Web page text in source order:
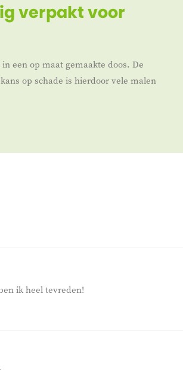
verpakt voor
een op maat gemaakte doos. De
op schade is hierdoor vele malen
ik heel tevreden!